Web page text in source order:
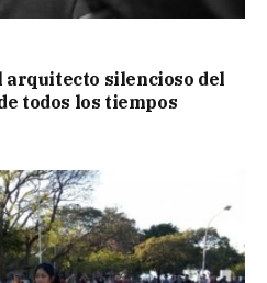
arquitecto silencioso del
todos los tiempos